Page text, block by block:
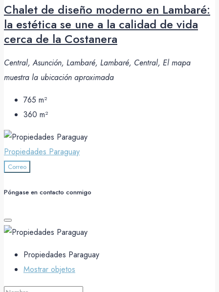
Chalet de diseño moderno en Lambaré:
la estética se une a la calidad de vida
cerca de la Costanera
Central, Asunción, Lambaré, Lambaré, Central, El mapa
muestra la ubicación aproximada
765 m²
360 m²
Propiedades Paraguay
Correo
Póngase en contacto conmigo
Propiedades Paraguay
Mostrar objetos